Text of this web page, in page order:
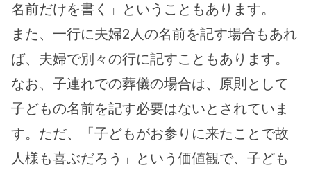
名前だけを書く」ということもあります。
また、一行に夫婦2人の名前を記す場合もあれ
ば、夫婦で別々の行に記すこともあります。
なお、子連れでの葬儀の場合は、原則として
子どもの名前を記す必要はないとされていま
す。ただ、「子どもがお参りに来たことで故
人様も喜ぶだろう」という価値観で、子ども